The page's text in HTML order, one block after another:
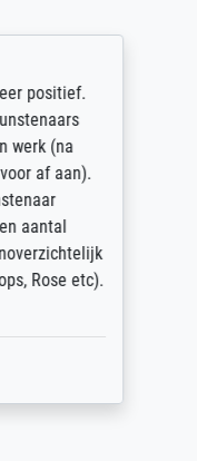
positief.
werk (na
af aan).
aantal
Rose etc).